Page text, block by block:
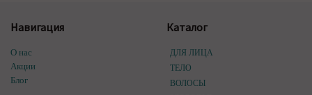
Навигация
О нас
Акции
Блог
Каталог
ДЛЯ ЛИЦА
ТЕЛО
ВОЛОСЫ